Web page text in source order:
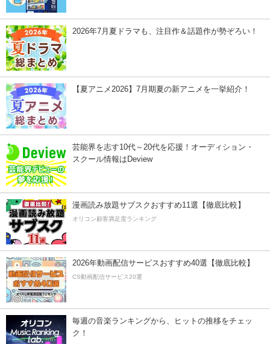
2026年7月夏ドラマも、注目作＆話題作が勢ぞろい！
【夏アニメ2026】7月期夏の新アニメを一挙紹介！
芸能界を志す10代～20代を応援！オーディション・
スクール情報はDeview
漫画読み放題サブスクおすすめ11選【徹底比較】
オリコン顧客満足度ランキング
2026年動画配信サービスおすすめ40選【徹底比較】
CS動画配信サービス20選
毎週の音楽ランキングから、ヒットの推移をチェッ
ク！